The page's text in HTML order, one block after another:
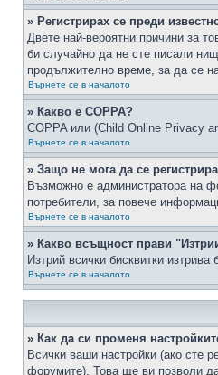
» Регистрирах се преди
Двете най-вероятни причини за
би случайно да не сте писали
продължително време, за да се
Върнете се в началото
» Какво е COPPA?
COPPA или (Child Online Privacy
Върнете се в началото
» Защо не мога да се
Възможно е администратора на
потребители, за повече
Върнете се в началото
» Какво всъщност прави
Изтрий всички бисквитки
Върнете се в началото
» Как да си променя
Всички ваши настройки (ако сте
форумите). Това ще ви позволи